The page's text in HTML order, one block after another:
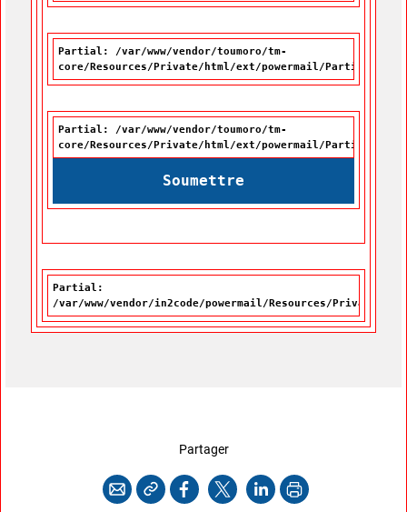
Partial: /var/www/vendor/toumoro/tm-
core/Resources/Private/html/ext/powermail/Partials/
Partial: /var/www/vendor/toumoro/tm-
core/Resources/Private/html/ext/powermail/Partials/
Soumettre
Partial:
/var/www/vendor/in2code/powermail/Resources/Private/
Partagercette page
CourrielCopier l'adresse
Facebook
X LinkedInImprimer